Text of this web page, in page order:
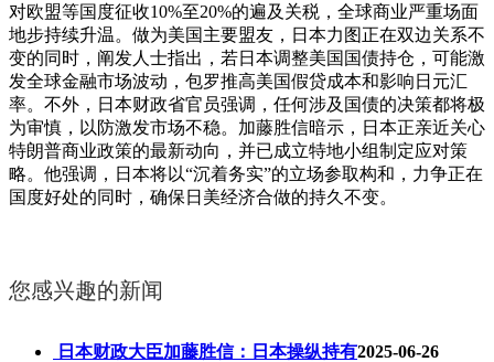
对欧盟等国度征收10%至20%的遍及关税，全球商业严重场面
地步持续升温。做为美国主要盟友，日本力图正在双边关系不
变的同时，阐发人士指出，若日本调整美国国债持仓，可能激
发全球金融市场波动，包罗推高美国假贷成本和影响日元汇
率。不外，日本财政省官员强调，任何涉及国债的决策都将极
为审慎，以防激发市场不稳。加藤胜信暗示，日本正亲近关心
特朗普商业政策的最新动向，并已成立特地小组制定应对策
略。他强调，日本将以“沉着务实”的立场参取构和，力争正在
国度好处的同时，确保日美经济合做的持久不变。
您感兴趣的新闻
日本财政大臣加藤胜信：日本操纵持有2025-06-26